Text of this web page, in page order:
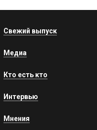
Свежий выпуск
Медиа
Кто есть кто
Интервью
Мнения